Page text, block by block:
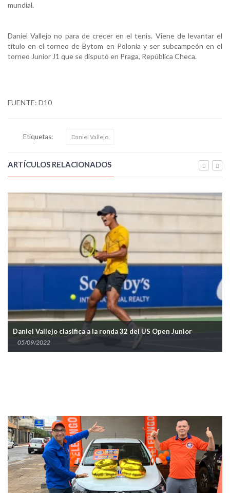
mundial.
Daniel Vallejo no para de crecer en el tenis. Viene de levantar el
título en el torneo de Bytom en Polonia y ser subcampeón en el
torneo Junior J1 que se disputó en Praga, República Checa.
FUENTE: D10
Etiquetas: Daniel Vallejo
ARTÍCULOS RELACIONADOS
Daniel Vallejo clasifica a la ronda 32 del US Open Junior
05/09/2022